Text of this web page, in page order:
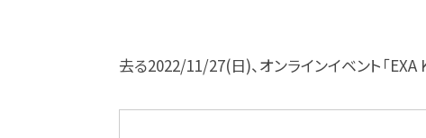
去る2022/11/27(日)、オンラインイベント「EXA